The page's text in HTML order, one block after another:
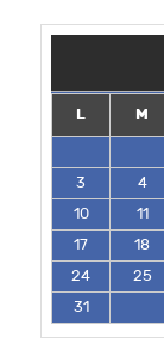
L M
3
4
10
11
17
18
24
25
31